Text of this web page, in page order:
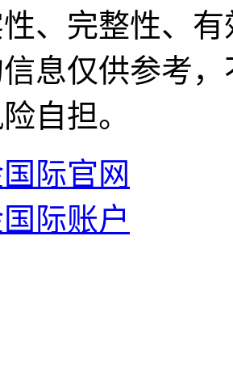
、完整性、
息仅供参考
自担。
际官网
际账户